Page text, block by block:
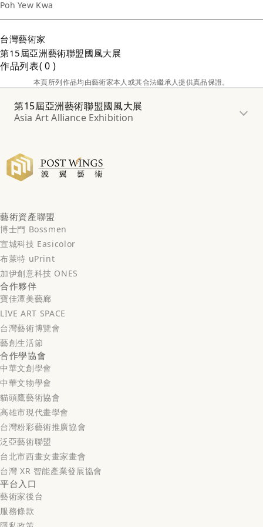
Poh Yew Kwa
台灣藝術家
第15屆亞洲藝術聯盟國風大展
作品列表 0
本頁所列作品均由藝術家本人或其合法繼承人提供真品保證。
第15屆亞洲藝術聯盟國風大展
Asia Art Alliance Exhibition
藝術資產聯盟
博士門 Bossmen
宣城科技 Easicolor
布萊特 uPrint
加伊創意科技 ONES
合作夥伴
寶佳潭美藝廊
LIVE ART SPACE
台灣藝術博覽會
藝創生活節
合作學協會
中華文創學會
中華文物學會
貓頭鷹藝術協會
高雄市現代畫學會
台灣粉彩藝術推廣協會
泛亞藝術聯盟
台北市西畫女畫家畫會
台灣 XR 智能產業發展協會
平台入口
藝術家後台
服務條款